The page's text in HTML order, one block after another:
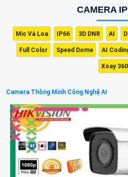
CAMERA
Mic Và Loa IP66 3D DNR AI
Full Color Speed Dome AI
Xoay 360
Camera Thông Minh Công Nghệ AI